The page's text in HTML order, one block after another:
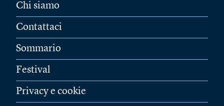
Chi siamo
Contattaci
Sommario
Festival
Privacy e cookie